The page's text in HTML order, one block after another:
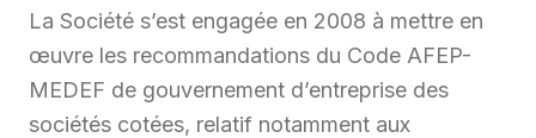
La Société s’est engagée en 2008 à mettre en
œuvre les recommandations du Code AFEP-
MEDEF de gouvernement d’entreprise des
sociétés cotées, relatif notamment aux